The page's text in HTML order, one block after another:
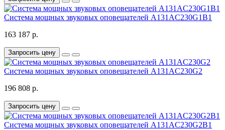
Система мощных звуковых оповещателей A131AC230G1B1
163 187 р.
Запросить цену
Система мощных звуковых оповещателей A131AC230G2
196 808 р.
Запросить цену
Система мощных звуковых оповещателей A131AC230G2B1